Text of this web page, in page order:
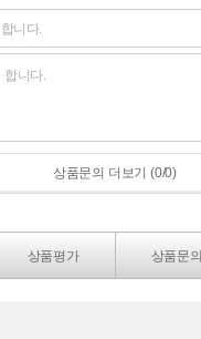
상품문의 더보기 (0/0)
상품평가 상품문의